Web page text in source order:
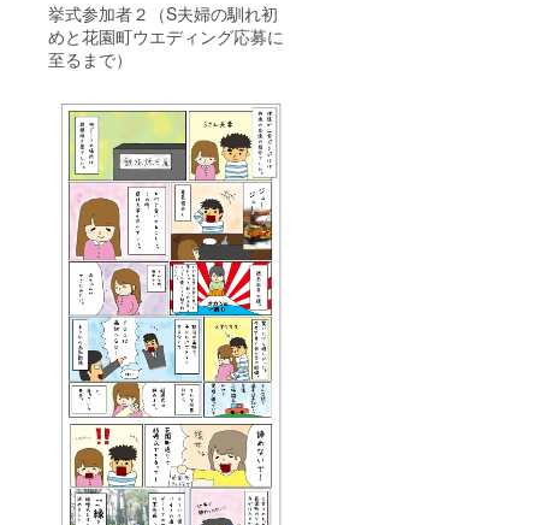
挙式参加者２ （S夫婦の馴れ初
めと花園町ウエディング応募に
至るまで）